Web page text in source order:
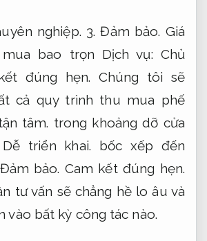
nghiệp. 3.Đảm bảo. Giá
bao trọn Dịch vụ: Chủ
đúng hẹn. Chúng tôi sẽ
cả quy trình thu mua phế
tâm. trong khoảng dỡ cửa
Dễ triển khai. bốc xếp đến
Đảm bảo. Cam kết đúng hẹn.
tư vấn sẽ chẳng hề lo âu và
vào bất kỳ công tác nào.